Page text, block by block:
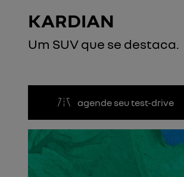
KARDIAN
Um SUV que se destaca.
agende seu test-drive